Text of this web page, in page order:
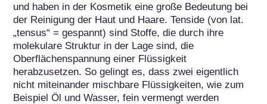
und haben in der Kosmetik eine große Bedeutung bei
der Reinigung der Haut und Haare. Tenside (von lat.
„tensus“ = gespannt) sind Stoffe, die durch ihre
molekulare Struktur in der Lage sind, die
Oberflächenspannung einer Flüssigkeit
herabzusetzen. So gelingt es, dass zwei eigentlich
nicht miteinander mischbare Flüssigkeiten, wie zum
Beispiel Öl und Wasser, fein vermengt werden